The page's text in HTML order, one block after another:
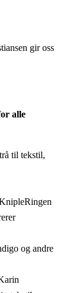
gir oss
alle
til tekstil,
og andre